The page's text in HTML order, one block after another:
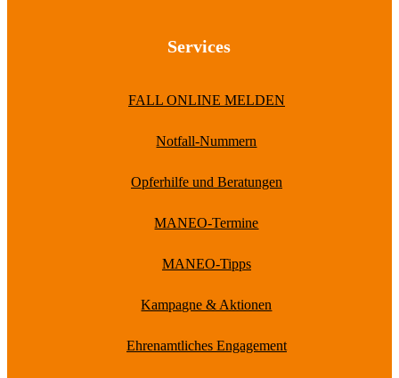
Services
FALL ONLINE MELDEN
Notfall-Nummern
Opferhilfe und Beratungen
MANEO-Termine
MANEO-Tipps
Kampagne & Aktionen
Ehrenamtliches Engagement